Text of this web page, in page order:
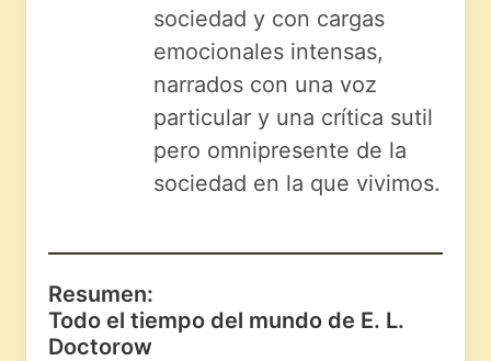
sociedad y con cargas
emocionales intensas,
narrados con una voz
particular y una crítica sutil
pero omnipresente de la
sociedad en la que vivimos.
Resumen:
Todo el tiempo del mundo de E. L.
Doctorow